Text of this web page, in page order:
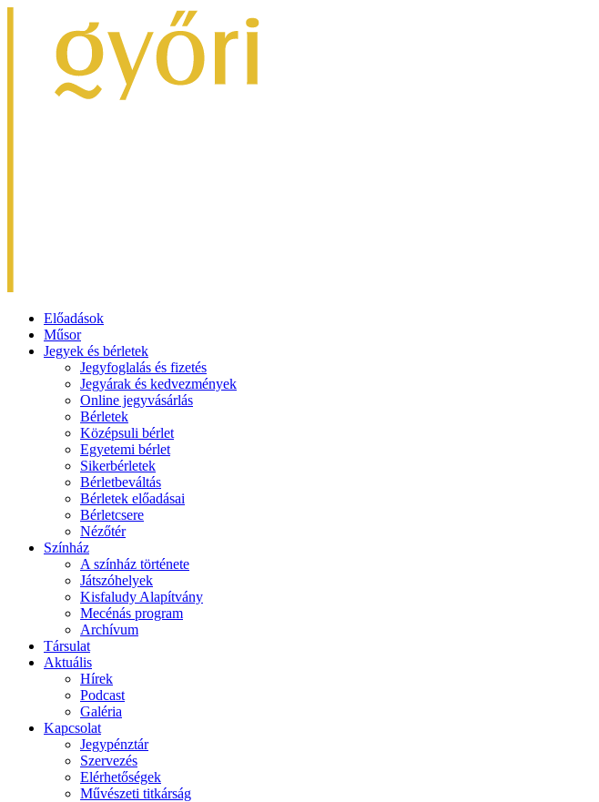
Előadások
Műsor
Jegyek és bérletek
Jegyfoglalás és fizetés
Jegyárak és kedvezmények
Online jegyvásárlás
Bérletek
Középsuli bérlet
Egyetemi bérlet
Sikerbérletek
Bérletbeváltás
Bérletek előadásai
Bérletcsere
Nézőtér
Színház
A színház története
Játszóhelyek
Kisfaludy Alapítvány
Mecénás program
Archívum
Társulat
Aktuális
Hírek
Podcast
Galéria
Kapcsolat
Jegypénztár
Szervezés
Elérhetőségek
Művészeti titkárság